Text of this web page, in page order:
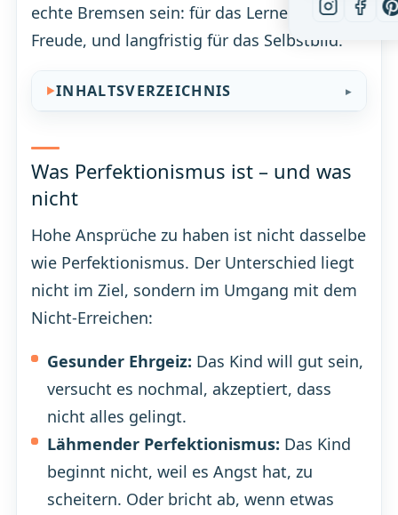
echte Bremsen sein: für das Lernen, für die
Freude, und langfristig für das Selbstbild.
INHALTSVERZEICHNIS
Was Perfektionismus ist – und was
nicht
Hohe Ansprüche zu haben ist nicht dasselbe
wie Perfektionismus. Der Unterschied liegt
nicht im Ziel, sondern im Umgang mit dem
Nicht-Erreichen:
Gesunder Ehrgeiz: Das Kind will gut sein,
versucht es nochmal, akzeptiert, dass
nicht alles gelingt.
Lähmender Perfektionismus: Das Kind
beginnt nicht, weil es Angst hat, zu
scheitern. Oder bricht ab, wenn etwas